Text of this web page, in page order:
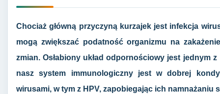
Chociaż główną przyczyną kurzajek jest infekcja
mogą zwiększać podatność organizmu na
zmian. Osłabiony układ odpornościowy jest jednym
nasz system immunologiczny jest w dobrej
wirusami, w tym z HPV, zapobiegając ich namnażaniu